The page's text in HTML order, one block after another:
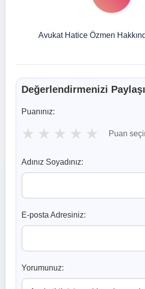
Avukat Hatice Özmen
Değerlendirmenizi
Puanınız:
★ ★ ★ ★ ★ Puan
Adınız Soyadınız:
E-posta Adresiniz:
Yorumunuz: